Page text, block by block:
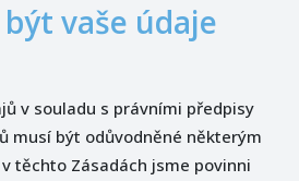
vaše údaje
v souladu s právními předpisy
musí být odůvodněné některým
těchto Zásadách jsme povinni